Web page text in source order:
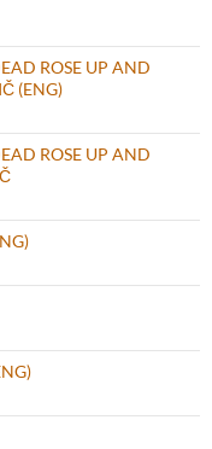
ROSE UP AND
(ENG)
ROSE UP AND